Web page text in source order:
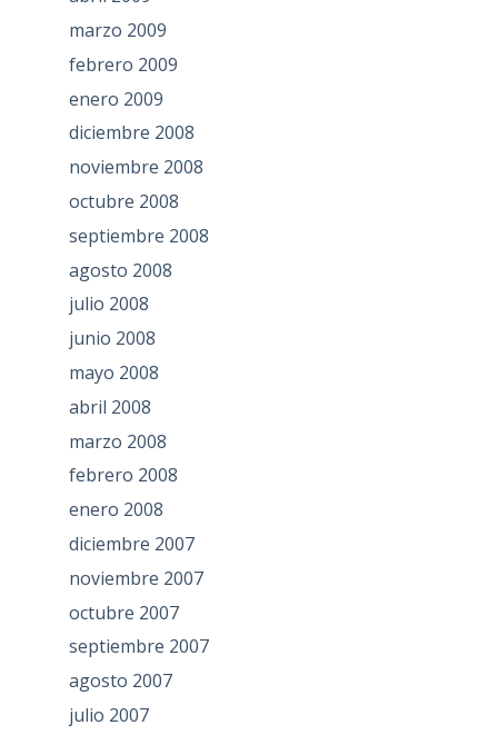
marzo 2009
febrero 2009
enero 2009
diciembre 2008
noviembre 2008
octubre 2008
septiembre 2008
agosto 2008
julio 2008
junio 2008
mayo 2008
abril 2008
marzo 2008
febrero 2008
enero 2008
diciembre 2007
noviembre 2007
octubre 2007
septiembre 2007
agosto 2007
julio 2007